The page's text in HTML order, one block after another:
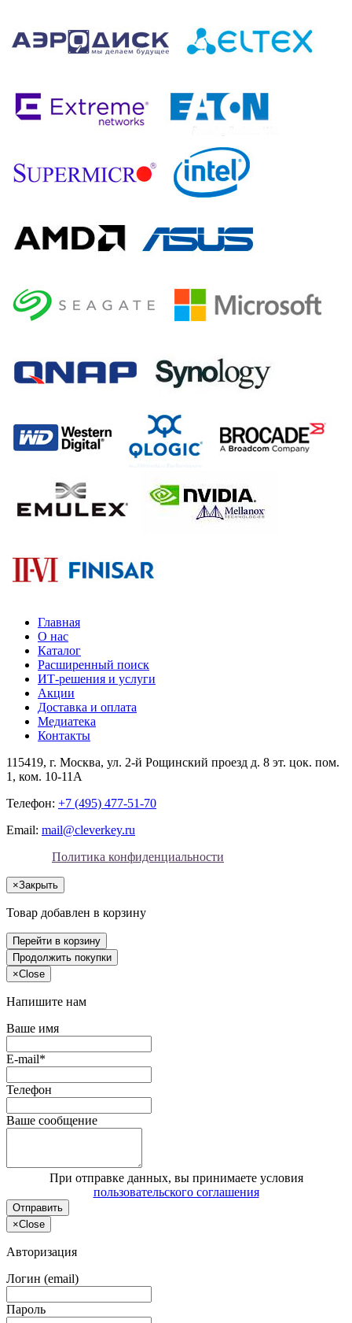
Главная
О нас
Каталог
Расширенный поиск
ИТ-решения и услуги
Акции
Доставка и оплата
Медиатека
Контакты
115419, г. Москва, ул. 2-й Рощинский проезд д. 8 эт. цок. пом.
1, ком. 10-11А
Телефон: +7 (495) 477-51-70
Email: mail@cleverkey.ru
Политика конфиденциальности
×Закрыть
Товар добавлен в корзину
Перейти в корзину
Продолжить покупки
×Close
Напишите нам
Ваше имя
E-mail*
Телефон
Ваше сообщение
При отправке данных, вы принимаете условия
пользовательского соглашения
Отправить
×Close
Авторизация
Логин (email)
Пароль